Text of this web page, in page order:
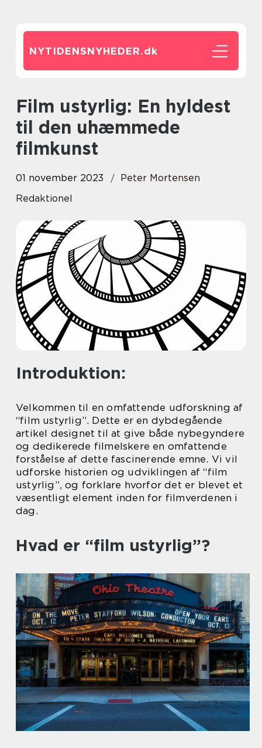
NYTIDENSNYHEDER.dk
Film ustyrlig: En hyldest
til den uhæmmede
filmkunst
01 november 2023
Peter Mortensen
Redaktionel
Introduktion:
Velkommen til en omfattende udforskning af
“film ustyrlig”. Dette er en dybdegående
artikel designet til at give både nybegyndere
og dedikerede filmelskere en omfattende
forståelse af dette fascinerende emne. Vi vil
udforske historien og udviklingen af “film
ustyrlig”, og forklare hvorfor det er blevet et
væsentligt element inden for filmverdenen i
dag.
Hvad er “film ustyrlig”?